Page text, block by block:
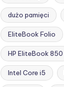
dużo pamięci
EliteBook Folio
HP EliteBook 850
Intel Core i5